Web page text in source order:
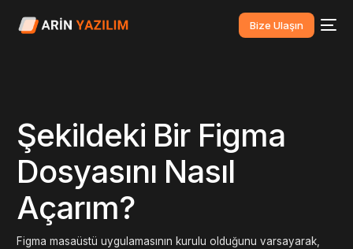
Bize Ulaşın
Şekildeki Bir Figma
Dosyasını Nasıl
Açarım?
Figma masaüstü uygulamasının kurulu olduğunu varsayarak,